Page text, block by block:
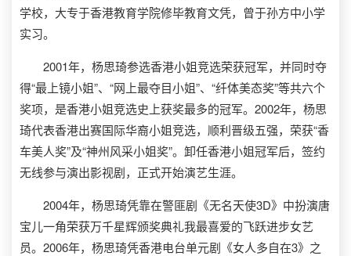
学校，大专于香港教育学院修毕教育文凭，曾于孙方中小学
实习。
2001年，杨思琦参选香港小姐竞选荣获冠军，并同时夺
得“最上镜小姐”、“网上最夺目小姐”、“纤体美态奖”等共六个
奖项，是香港小姐竞选史上获奖最多的冠军。2002年，杨思
琦代表香港出赛国际华裔小姐竞选，顺利晋级五强，荣获“香
车美人奖”及“神州风采小姐奖”。卸任香港小姐冠军后，签约
无线参与演出影视剧，正式开始演艺生涯。
2004年，杨思琦凭靠在警匪剧《无名天使3D》中扮演唐
宝儿一角荣获万千星辉颁奖典礼我最喜爱的飞跃进步女艺
员。2006年，杨思琦凭香港电台单元剧《女人多自在3》之